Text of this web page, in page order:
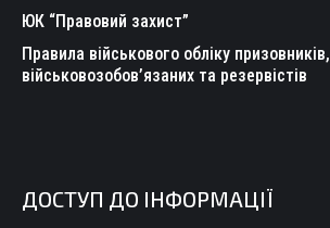
ЮК “Правовий захист”
Правила військового обліку призовників,
військовозобов’язаних та резервістів
ДОСТУП ДО ІНФОРМАЦІЇ